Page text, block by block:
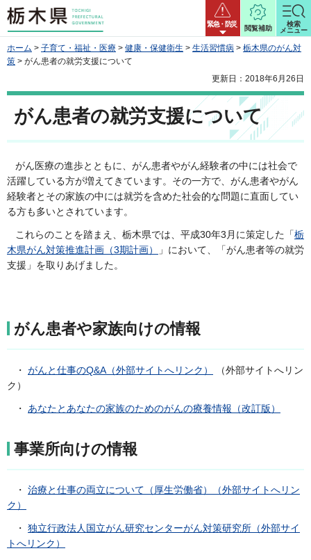
栃木県 緊急・防災
閲覧補助
検索
メニュー
ホーム > 子育て・福祉・医療 > 健康・保健衛生 > 生活習慣病 > 栃木県のがん対
策 > がん患者の就労支援について
更新日：2018年6月26日
がん患者の就労支援について
がん医療の進歩とともに、がん患者やがん経験者の中には社会で
活躍している方が増えてきています。その一方で、がん患者やがん
経験者とその家族の中には就労を含めた社会的な問題に直面してい
る方も多いとされています。
これらのことを踏まえ、栃木県では、平成30年3月に策定した「栃
木県がん対策推進計画（3期計画）
」において、「がん患者等の就労
支援」を取りあげました。
がん患者や家族向けの情報
・ がんと仕事のQ&A（外部サイトへリンク）
（外部サイトへリン
ク）
・ あなたとあなたの家族のためのがんの療養情報（改訂版）
事業所向けの情報
・ 治療と仕事の両立について（厚生労働省）（外部サイトへリン
ク）
・ 独立行政法人国立がん研究センターがん対策研究所（外部サイ
トへリンク）